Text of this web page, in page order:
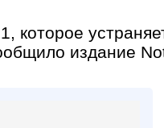
которое
издание